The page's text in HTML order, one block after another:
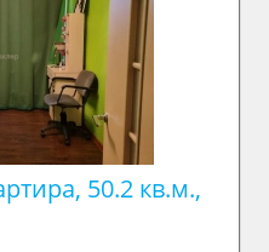
50.2 кв.м.,